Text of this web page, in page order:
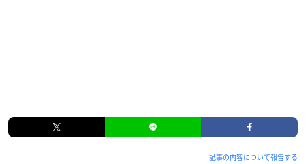
記事の内容について報告する